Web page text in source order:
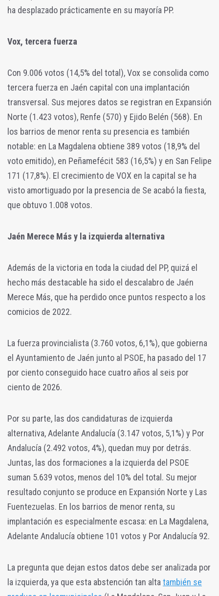
ha desplazado prácticamente en su mayoría PP.
Vox, tercera fuerza
Con 9.006 votos (14,5% del total), Vox se consolida como
tercera fuerza en Jaén capital con una implantación
transversal. Sus mejores datos se registran en Expansión
Norte (1.423 votos), Renfe (570) y Ejido Belén (568). En
los barrios de menor renta su presencia es también
notable: en La Magdalena obtiene 389 votos (18,9% del
voto emitido), en Peñamefécit 583 (16,5%) y en San Felipe
171 (17,8%). El crecimiento de VOX en la capital se ha
visto amortiguado por la presencia de Se acabó la fiesta,
que obtuvo 1.008 votos.
Jaén Merece Más y la izquierda alternativa
Además de la victoria en toda la ciudad del PP, quizá el
hecho más destacable ha sido el descalabro de Jaén
Merece Más, que ha perdido once puntos respecto a los
comicios de 2022.
La fuerza provincialista (3.760 votos, 6,1%), que gobierna
el Ayuntamiento de Jaén junto al PSOE, ha pasado del 17
por ciento conseguido hace cuatro años al seis por
ciento de 2026.
Por su parte, las dos candidaturas de izquierda
alternativa, Adelante Andalucía (3.147 votos, 5,1%) y Por
Andalucía (2.492 votos, 4%), quedan muy por detrás.
Juntas, las dos formaciones a la izquierda del PSOE
suman 5.639 votos, menos del 10% del total. Su mejor
resultado conjunto se produce en Expansión Norte y Las
Fuentezuelas. En los barrios de menor renta, su
implantación es especialmente escasa: en La Magdalena,
Adelante Andalucía obtiene 101 votos y Por Andalucía 92.
La pregunta que dejan estos datos debe ser analizada por
la izquierda, ya que esta abstención tan alta también se